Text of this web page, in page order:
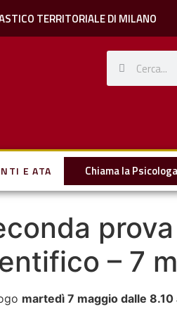
TERRITORIALE DI MILANO
E ATA Chiama la Psicologa
– 7
martedì 7 maggio dalle